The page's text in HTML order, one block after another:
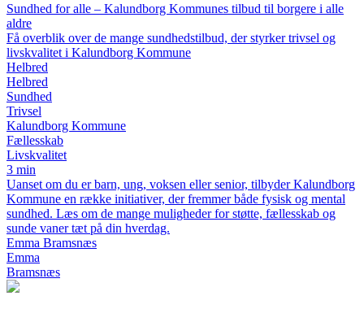
Sundhed for alle – Kalundborg Kommunes tilbud til borgere i alle
aldre
Få overblik over de mange sundhedstilbud, der styrker trivsel og
livskvalitet i Kalundborg Kommune
Helbred
Helbred
Sundhed
Trivsel
Kalundborg Kommune
Fællesskab
Livskvalitet
3 min
Uanset om du er barn, ung, voksen eller senior, tilbyder Kalundborg
Kommune en række initiativer, der fremmer både fysisk og mental
sundhed. Læs om de mange muligheder for støtte, fællesskab og
sunde vaner tæt på din hverdag.
Emma Bramsnæs
Emma
Bramsnæs